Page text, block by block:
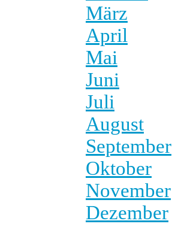
März
April
Mai
Juni
Juli
August
September
Oktober
November
Dezember